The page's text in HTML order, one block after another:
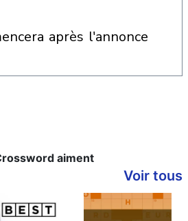
après l'annonce
aiment
Voir tous